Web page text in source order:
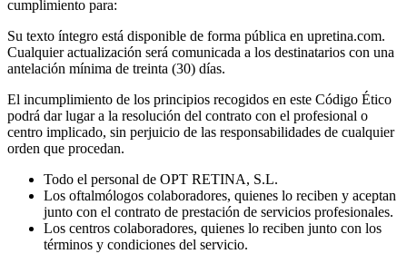
cumplimiento para:
Su texto íntegro está disponible de forma pública en upretina.com.
Cualquier actualización será comunicada a los destinatarios con una
antelación mínima de treinta (30) días.
El incumplimiento de los principios recogidos en este Código Ético
podrá dar lugar a la resolución del contrato con el profesional o
centro implicado, sin perjuicio de las responsabilidades de cualquier
orden que procedan.
Todo el personal de OPT RETINA, S.L.
Los oftalmólogos colaboradores, quienes lo reciben y aceptan
junto con el contrato de prestación de servicios profesionales.
Los centros colaboradores, quienes lo reciben junto con los
términos y condiciones del servicio.